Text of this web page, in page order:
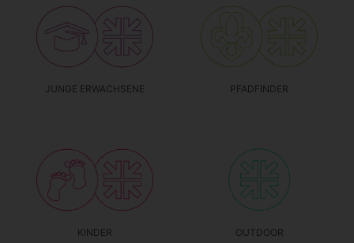
JUNGE ERWACHSENE PFADFINDER
KINDER OUTDOOR